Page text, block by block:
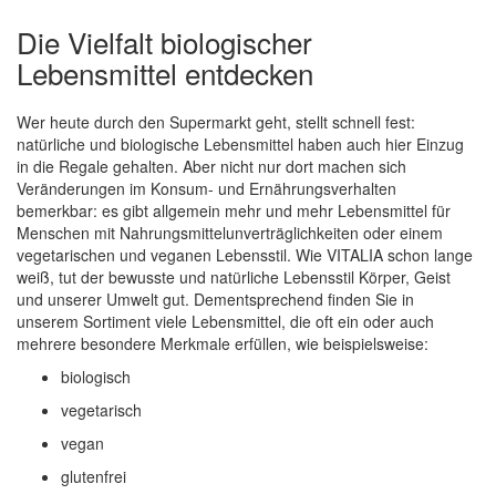
Die Vielfalt biologischer
Lebensmittel entdecken
Wer heute durch den Supermarkt geht, stellt schnell fest:
natürliche und biologische Lebensmittel haben auch hier Einzug
in die Regale gehalten. Aber nicht nur dort machen sich
Veränderungen im Konsum- und Ernährungsverhalten
bemerkbar: es gibt allgemein mehr und mehr Lebensmittel für
Menschen mit Nahrungsmittelunverträglichkeiten oder einem
vegetarischen und veganen Lebensstil. Wie VITALIA schon lange
weiß, tut der bewusste und natürliche Lebensstil Körper, Geist
und unserer Umwelt gut. Dementsprechend finden Sie in
unserem Sortiment viele Lebensmittel, die oft ein oder auch
mehrere besondere Merkmale erfüllen, wie beispielsweise:
biologisch
vegetarisch
vegan
glutenfrei